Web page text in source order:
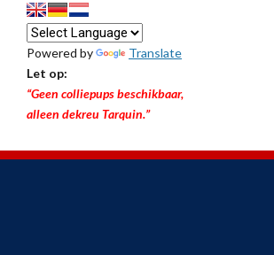
Powered by
Translate
Let op:
“Geen colliepups beschikbaar,
alleen dekreu Tarquin.”